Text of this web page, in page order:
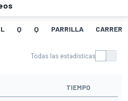
Q Q PARRILLA CARRERA
Todas las estadísticas
TIEMPO